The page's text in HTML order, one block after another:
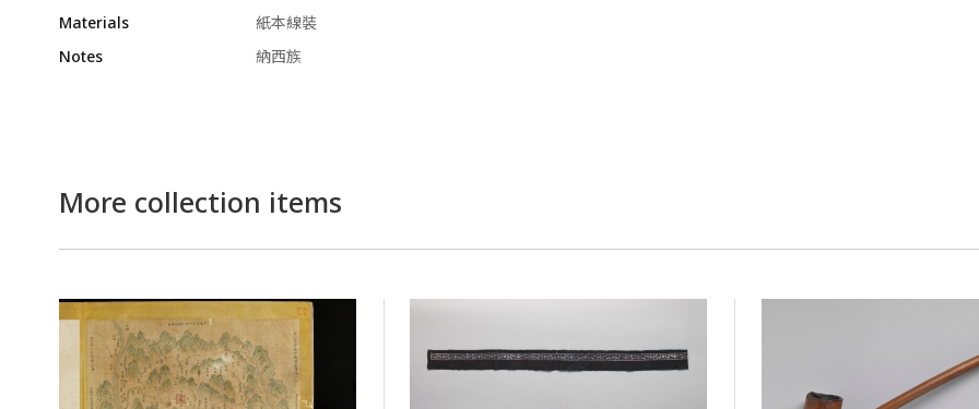
Materials
紙本線裝
Notes
納西族
More collection items